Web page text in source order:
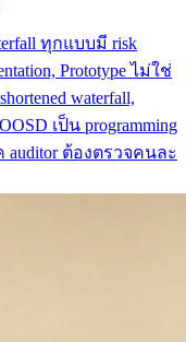
ทุกแบบมี risk
Prototype ไม่ใช่
waterfall,
เป็น programming
auditor ต้องตรวจคนละ